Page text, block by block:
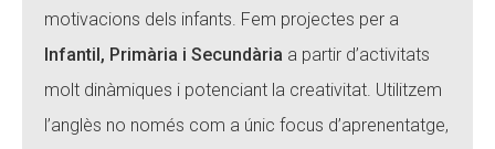
motivacions dels infants. Fem projectes per a
Infantil, Primària i Secundària a partir d’activitats
molt dinàmiques i potenciant la creativitat. Utilitzem
l’anglès no només com a únic focus d’aprenentatge,
La Fundació
L'equip
Missió i valors